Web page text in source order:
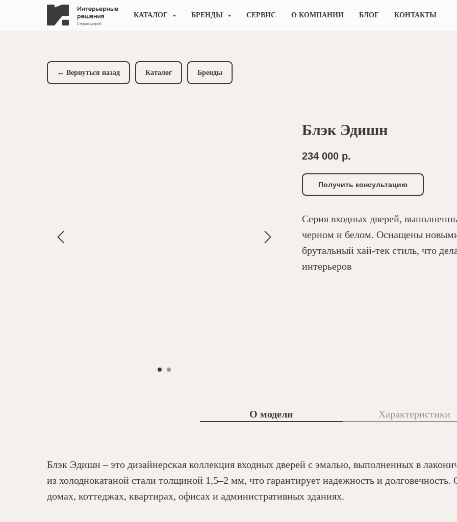
КАТАЛОГ БРЕНДЫ СЕРВИС О КОМПАНИИ БЛОГ КОНТАКТЫ
← Вернуться назад Каталог Бренды
Блэк Эдишн
234 000 р.
Получить консультацию
Серия входных дверей,
черном и белом. Оснащены
брутальный хай-тек стиль, что
интерьеров
О модели Характеристики
Блэк Эдишн – это дизайнерская коллекция входных дверей с эмалью, выполненных в
из холоднокатаной стали толщиной 1,5–2 мм, что гарантирует надежность и
домах, коттеджах, квартирах, офисах и административных зданиях.